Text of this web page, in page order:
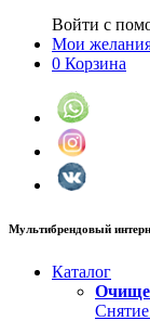
Войти с
Мои
0 Корзина
Мультибрендовый
Каталог